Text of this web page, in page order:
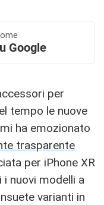
Google
per
tempo le nuove
ha emozionato
trasparente
per iPhone XR
nuovi modelli a
varianti in